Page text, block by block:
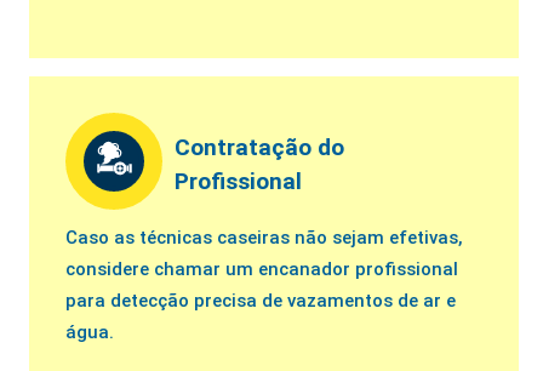
Contratação do
Profissional
Caso as técnicas caseiras não sejam efetivas,
considere chamar um encanador profissional
para detecção precisa de vazamentos de ar e
água.